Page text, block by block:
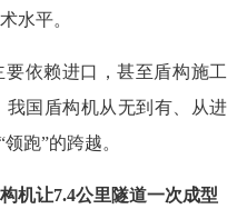
水平。
依赖进口，甚至盾构施工
国盾构机从无到有、从进
跑”的跨越。
机让7.4公里隧道一次成型